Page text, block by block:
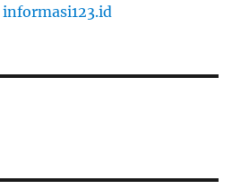
informasi123.id